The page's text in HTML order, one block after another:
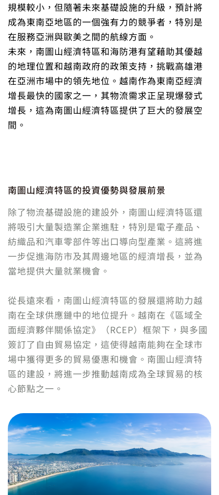
規模較小，但隨著未來基礎設施的升級，預計將
成為東南亞地區的一個強有力的競爭者，特別是
在服務亞洲與歐美之間的航線方面。
未來，南圖山經濟特區和海防港有望藉助其優越
的地理位置和越南政府的政策支持，挑戰高雄港
在亞洲市場中的領先地位。越南作為東南亞經濟
增長最快的國家之一，其物流需求正呈現爆發式
增長，這為南圖山經濟特區提供了巨大的發展空
間。
南圖山經濟特區的投資優勢與發展前景
除了物流基礎設施的建設外，南圖山經濟特區還
將吸引大量製造業企業進駐，特別是電子產品、
紡織品和汽車零部件等出口導向型產業。這將進
一步促進海防市及其周邊地區的經濟增長，並為
當地提供大量就業機會。
從長遠來看，南圖山經濟特區的發展還將助力越
南在全球供應鏈中的地位提升。越南在《區域全
面經濟夥伴關係協定》（RCEP）框架下，與多國
簽訂了自由貿易協定，這使得越南能夠在全球市
場中獲得更多的貿易優惠和機會。南圖山經濟特
區的建設，將進一步推動越南成為全球貿易的核
心節點之一。